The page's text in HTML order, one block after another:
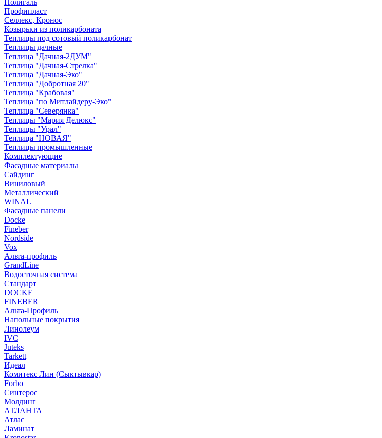
Полигаль
Профипласт
Селлекс, Кронос
Козырьки из поликарбоната
Теплицы под сотовый поликарбонат
Теплицы дачные
Теплица "Дачная-2ДУМ"
Теплица "Дачная-Стрелка"
Теплица "Дачная-Эко"
Теплица "Добротная 20"
Теплица "Крабовая"
Теплица "по Митлайдеру-Эко"
Теплица "Северянка"
Теплицы "Мария Делюкс"
Теплицы "Урал"
Теплица "НОВАЯ"
Теплицы промышленные
Комплектующие
Фасадные материалы
Сайдинг
Виниловый
Металлический
WINAL
Фасадные панели
Docke
Fineber
Nordside
Vox
Альта-профиль
GrandLine
Водосточная система
Стандарт
DOCKE
FINEBER
Альта-Профиль
Напольные покрытия
Линолеум
IVC
Juteks
Tarkett
Идеал
Комитекс Лин (Сыктывкар)
Forbo
Синтерос
Молдинг
АТЛАНТА
Атлас
Ламинат